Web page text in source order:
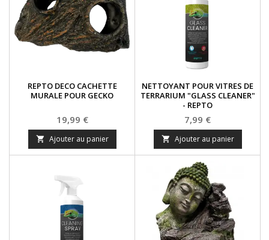
REPTO DECO CACHETTE
MURALE POUR GECKO
Prix
19,99 €
 Ajouter au panier
NETTOYANT POUR VITRES DE
TERRARIUM "GLASS CLEANER"
- REPTO
Prix
7,99 €
 Ajouter au panier